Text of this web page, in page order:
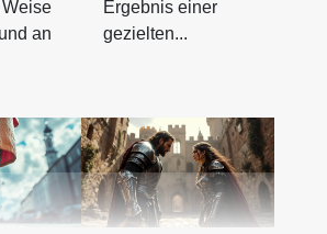
an
Ergebnis einer
gezielten...